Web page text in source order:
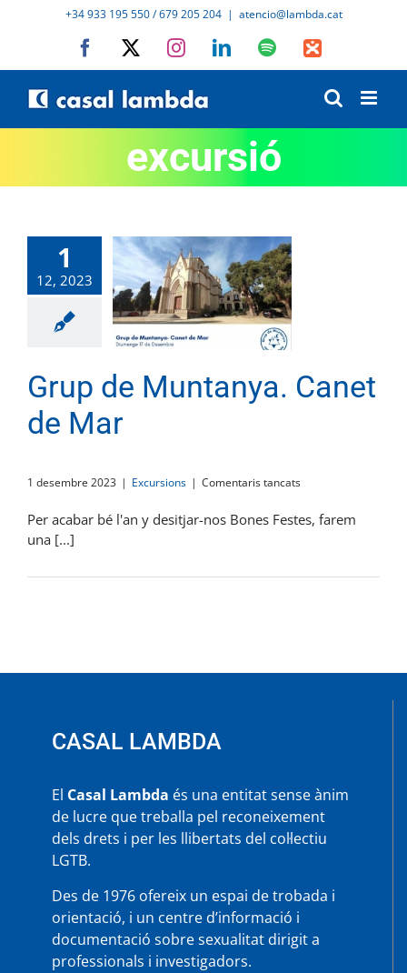
+34 933 195 550 / 679 205 204 | atencio@lambda.cat
Facebook InstagramLinkedInSpotifyIVoox
excursió
1
12, 2023
Grup de Muntanya. Canet
de Mar
1 desembre 2023 | Excursions | Comentaris tancatsa
de
Muntanya.
Mar
Per acabar bé l'an y desitjar-nos Bones Festes, farem
una [...]
CASAL LAMBDA
El Casal Lambda és una entitat sense ànim
de lucre que treballa pel reconeixement
dels drets i per les llibertats del col·lectiu
LGTB.
Des de 1976 ofereix un espai de trobada i
orientació, i un centre d’informació i
documentació sobre sexualitat dirigit a
professionals i investigadors.